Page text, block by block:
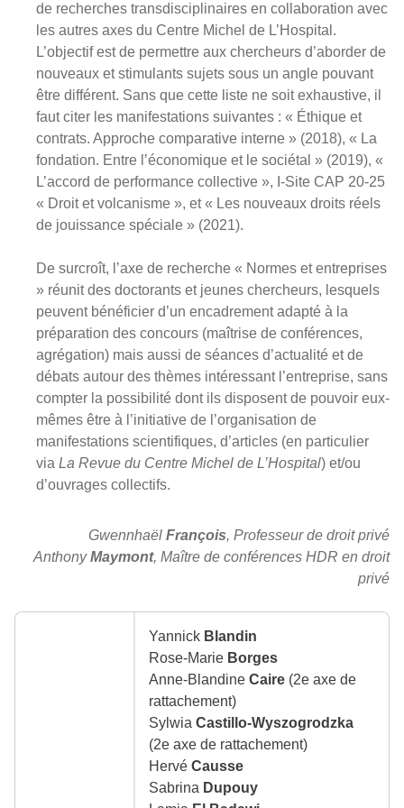
de recherches transdisciplinaires en collaboration avec
les autres axes du Centre Michel de L’Hospital.
L’objectif est de permettre aux chercheurs d’aborder de
nouveaux et stimulants sujets sous un angle pouvant
être différent. Sans que cette liste ne soit exhaustive, il
faut citer les manifestations suivantes : « Éthique et
contrats. Approche comparative interne » (2018), « La
fondation. Entre l’économique et le sociétal » (2019), «
L’accord de performance collective », I-Site CAP 20-25
« Droit et volcanisme », et « Les nouveaux droits réels
de jouissance spéciale » (2021).
De surcroît, l’axe de recherche « Normes et entreprises
» réunit des doctorants et jeunes chercheurs, lesquels
peuvent bénéficier d’un encadrement adapté à la
préparation des concours (maîtrise de conférences,
agrégation) mais aussi de séances d’actualité et de
débats autour des thèmes intéressant l’entreprise, sans
compter la possibilité dont ils disposent de pouvoir eux-
mêmes être à l’initiative de l’organisation de
manifestations scientifiques, d’articles (en particulier
via La Revue du Centre Michel de L’Hospital) et/ou
d’ouvrages collectifs.
Gwennhaël François, Professeur de droit privé
AnthonyMaymont, Maître de conférences HDR en droit
privé
Yannick Blandin
Rose-Marie Borges
Anne-Blandine Caire (2e axe de
rattachement)
Sylwia Castillo-Wyszogrodzka
(2e axe de rattachement)
Hervé Causse
Sabrina Dupouy